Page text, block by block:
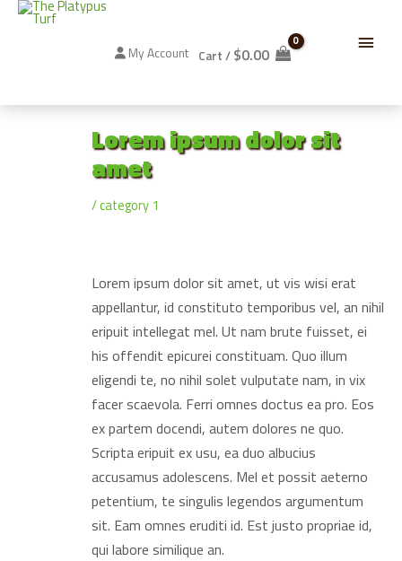
Skip
My Account Cart / $0.00
Lorem ipsum dolor sit
amet
/category 1
Lorem ipsum dolor sit amet, ut vis wisi erat
appellantur, id constituto temporibus vel, an nihil
eripuit intellegat mel. Ut nam brute fuisset, ei
his offendit epicurei constituam. Quo illum
eligendi te, no nihil solet vulputate nam, in vix
facer scaevola. Ferri omnes doctus ea pro. Eos
ex partem docendi, autem dolores ne quo.
Scripta eripuit ex usu, ea duo albucius
accusamus adolescens. Mel et possit aeterno
petentium, te singulis legendos argumentum
sit. Eam omnes eruditi id. Est justo propriae id,
qui labore similique an.